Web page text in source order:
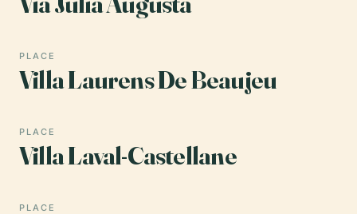
PLACE
Villa Laurens De Beaujeu
PLACE
Villa Laval-Castellane
PLACE